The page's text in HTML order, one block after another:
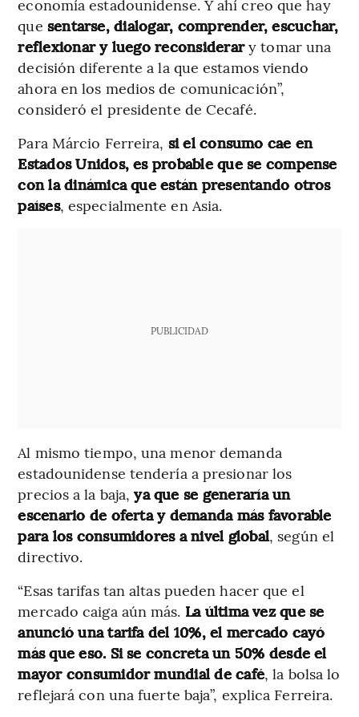
economía estadounidense. Y ahí creo que hay
que sentarse, dialogar, comprender, escuchar,
reflexionar y luego reconsiderary tomar una
decisión diferente a la que estamos viendo
ahora en los medios de comunicación”,
consideró el presidente de Cecafé.
Para Márcio Ferreira, si el consumo cae en
Estados Unidos, es probable que se compense
con la dinámica que están presentando otros
países, especialmente en Asia.
PUBLICIDAD
Al mismo tiempo, una menor demanda
estadounidense tendería a presionar los
precios a la baja,ya que se generaría un
escenario de oferta y demanda más favorable
para los consumidores a nivel global, según el
directivo.
“Esas tarifas tan altas pueden hacer que el
mercado caiga aún más. La última vez que se
anunció una tarifa del 10%, el mercado cayó
más que eso. Si se concreta un 50% desde el
mayor consumidor mundial de café, la bolsa lo
reflejará con una fuerte baja”, explica Ferreira.